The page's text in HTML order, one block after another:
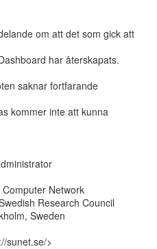
om att det som gick att
har återskapats.
saknar fortfarande
kommer inte att kunna
Network
Research Council
Sweden
sunet.se/>